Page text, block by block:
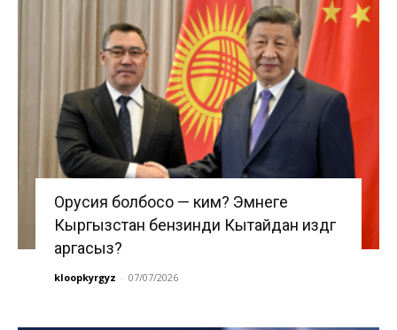
Орусия болбосо — ким? Эмнеге
Кыргызстан бензинди Кытайдан издөөгө
аргасыз?
kloopkyrgyz - 07/07/2026